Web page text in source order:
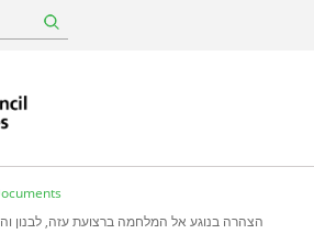
הצהרה בנוגע אל המלחמה ברצועת עזה, לבנון